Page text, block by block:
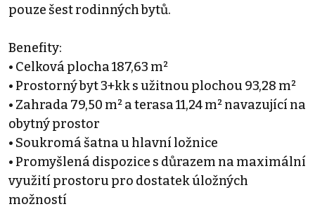
pouze šest rodinných bytů.
Benefity:
• Celková plocha 187,63 m²
• Prostorný byt 3+kk s užitnou plochou 93,28 m²
• Zahrada 79,50 m² a terasa 11,24 m² navazující na
obytný prostor
• Soukromá šatna u hlavní ložnice
• Promyšlená dispozice s důrazem na maximální
využití prostoru pro dostatek úložných
možností